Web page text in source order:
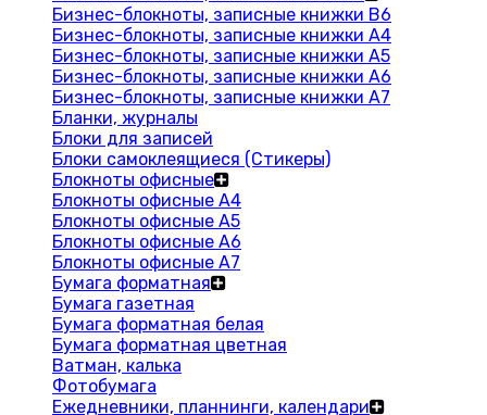
Бизнес-блокноты, записные книжки В6
Бизнес-блокноты, записные книжки A4
Бизнес-блокноты, записные книжки А5
Бизнес-блокноты, записные книжки А6
Бизнес-блокноты, записные книжки А7
Бланки, журналы
Блоки для записей
Блоки самоклеящиеся (Стикеры)
Блокноты офисные
Блокноты офисные A4
Блокноты офисные A5
Блокноты офисные A6
Блокноты офисные A7
Бумага форматная
Бумага газетная
Бумага форматная белая
Бумага форматная цветная
Ватман, калька
Фотобумага
Ежедневники, планнинги, календари